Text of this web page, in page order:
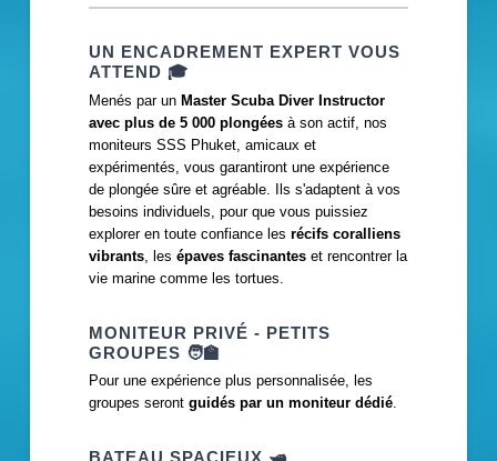
UN ENCADREMENT EXPERT VOUS
ATTEND🎓
Menés par un Master Scuba Diver Instructor
avec plus de 5 000 plongées à son actif, nos
moniteurs SSS Phuket, amicaux et
expérimentés, vous garantiront une expérience
de plongée sûre et agréable. Ils s'adaptent à vos
besoins individuels, pour que vous puissiez
explorer en toute confiance lesrécifs coralliens
vibrants , lesépaves fascinantes et rencontrer la
vie marine comme les tortues.
MONITEUR PRIVÉ - PETITS
GROUPES 🧑‍🏫
Pour une expérience plus personnalisée, les
groupes serontguidés par un moniteur dédié.